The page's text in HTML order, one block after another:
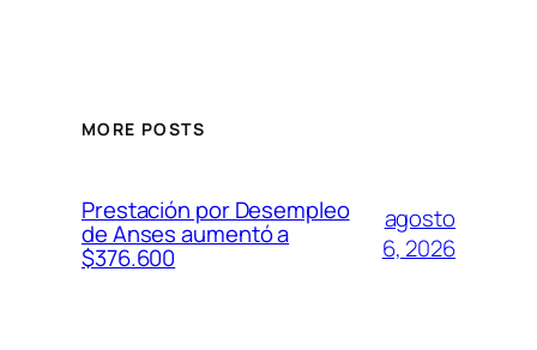
MORE POSTS
Prestación por Desempleo
de Anses aumentó a
$376.600
agosto
6, 2026